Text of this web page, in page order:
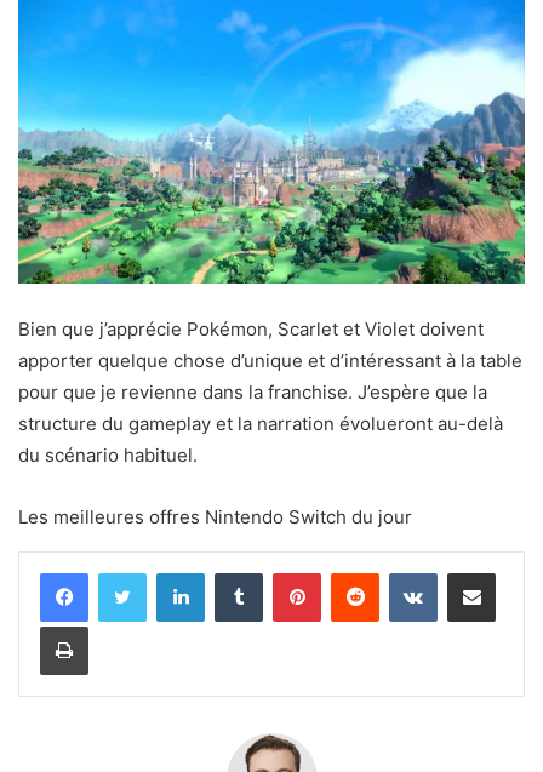
Bien que j’apprécie Pokémon, Scarlet et Violet doivent
apporter quelque chose d’unique et d’intéressant à la table
pour que je revienne dans la franchise. J’espère que la
structure du gameplay et la narration évolueront au-delà
du scénario habituel.
Les meilleures offres Nintendo Switch du jour
LinkedinTumblr PinterestReddit VKontaktePartager par email
Imprimer